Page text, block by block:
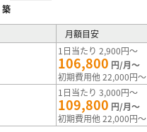
築
月額目安
1日当たり 2,900円～
106,800 円/月～
初期費用他 22,000円～
1日当たり 3,000円～
109,800 円/月～
初期費用他 22,000円～